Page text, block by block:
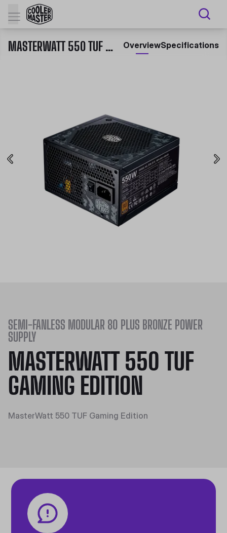
MASTERWATT 550 TUF GAMING EDITION OverviewSpecifications
SEMI-FANLESS MODULAR 80 PLUS BRONZE POWER
SUPPLY
MASTERWATT 550 TUF
GAMING EDITION
MasterWatt 550 TUF Gaming Edition